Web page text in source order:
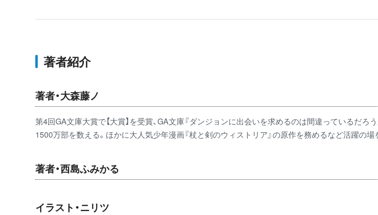
著者紹介
著者・大森藤ノ
第4回GA文庫大賞で【大賞】を受賞、GA文庫『ダンジョンに出会いを求めるのは間違っているだろ
1500万部を数える。ほかに大人気少年漫画『杖と剣のウィストリア』の原作を務めるなど活躍の場
著者・西島ふみかる
イラスト・ニリツ